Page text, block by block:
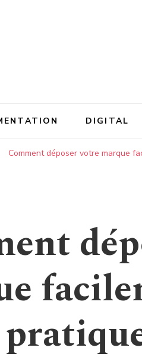
DIGITAL
Comment déposer votre marque